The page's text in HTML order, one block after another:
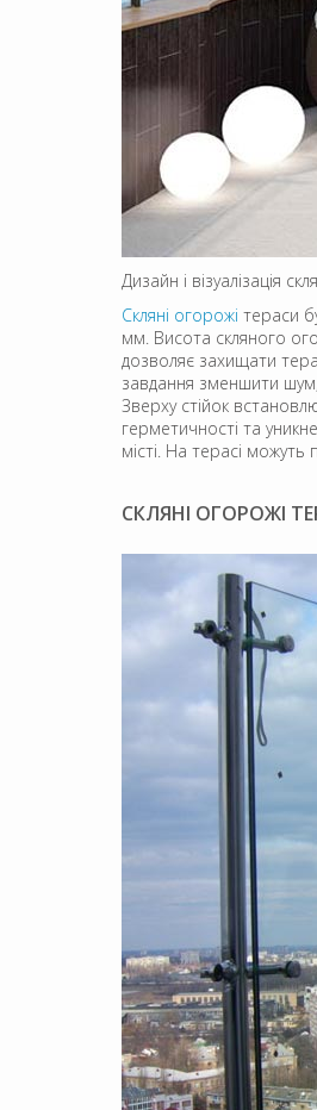
Дизайн і візуалізація
Скляні огорожі тераси
мм. Висота скляного
дозволяє захищати
завдання зменшити
Зверху стійок
герметичності та
місті. На терасі
СКЛЯНІ ОГОРОЖІ